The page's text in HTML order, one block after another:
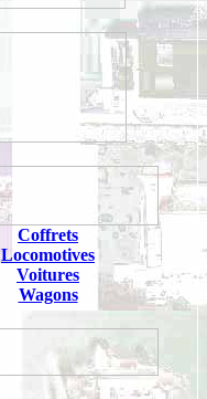
Coffrets
Locomotives
Voitures
Wagons